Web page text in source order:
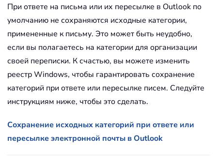
При ответе на письма или их пересылке в Outlook по
умолчанию не сохраняются исходные категории,
примененные к письму. Это может быть неудобно,
если вы полагаетесь на категории для организации
своей переписки. К счастью, вы можете изменить
реестр Windows, чтобы гарантировать сохранение
категорий при ответе или пересылке писем. Следуйте
инструкциям ниже, чтобы это сделать.
Сохранение исходных категорий при ответе или
пересылке электронной почты в Outlook